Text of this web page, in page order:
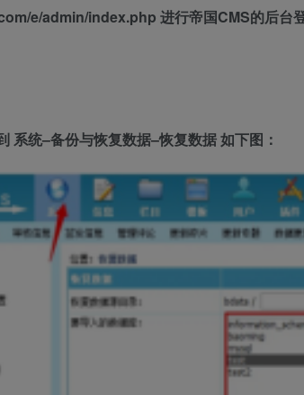
e/admin/index.php 进行帝国CMS的后台
系统–备份与恢复数据–恢复数据 如下图：